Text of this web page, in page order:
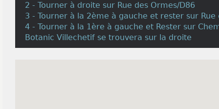
2 - Tourner à droite sur Rue des Ormes/D86
3 - Tourner à la 2ème à gauche et rester sur Rue
4 - Tourner à la 1ère à gauche et Rester sur
Botanic Villechetif se trouvera sur la droite